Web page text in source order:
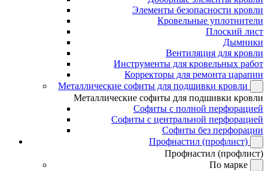
Элементы безопасности кровли
Кровельные уплотнители
Плоский лист
Дымники
Вентиляция для кровли
Инструменты для кровельных работ
Корректоры для ремонта царапин
Металлические софиты для подшивки кровли
Металлические софиты для подшивки кровли
Софиты с полной перфорацией
Софиты с центральной перфорацией
Софиты без перфорации
Профнастил (профлист)
Профнастил (профлист)
По марке